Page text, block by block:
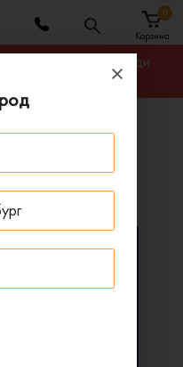
Корзина
0
линзы для очков среди
Individual
Individual